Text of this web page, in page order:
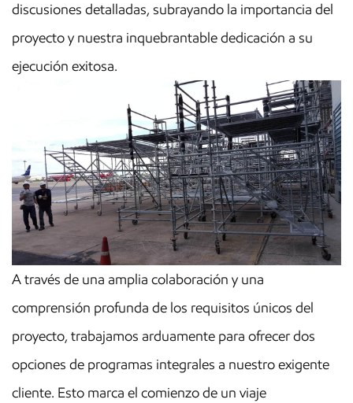
discusiones detalladas, subrayando la importancia del
proyecto y nuestra inquebrantable dedicación a su
ejecución exitosa.
A través de una amplia colaboración y una
comprensión profunda de los requisitos únicos del
proyecto, trabajamos arduamente para ofrecer dos
opciones de programas integrales a nuestro exigente
cliente. Esto marca el comienzo de un viaje